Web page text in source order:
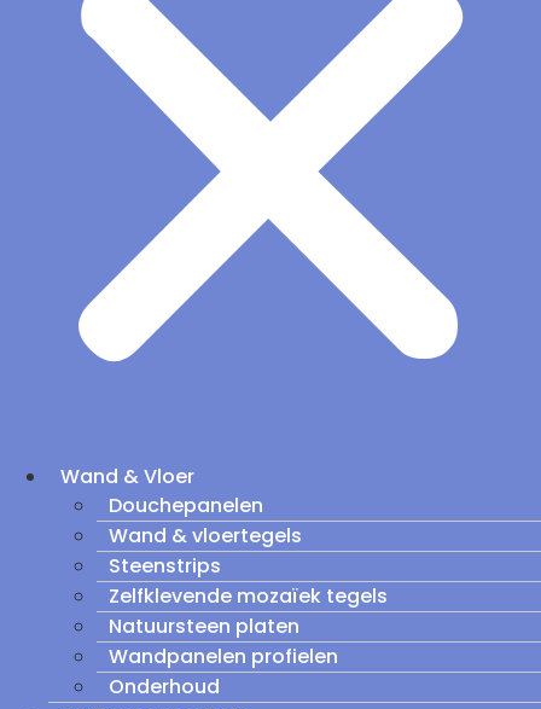
Wand & Vloer
Douchepanelen
Wand & vloertegels
Steenstrips
Zelfklevende mozaïek tegels
Natuursteen platen
Wandpanelen profielen
Onderhoud